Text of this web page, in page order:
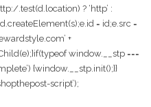
.test(d.location) ? ‘http’ :
= id;e.src =
+
window.__stp ===
{window.__stp.init();}}
script’);